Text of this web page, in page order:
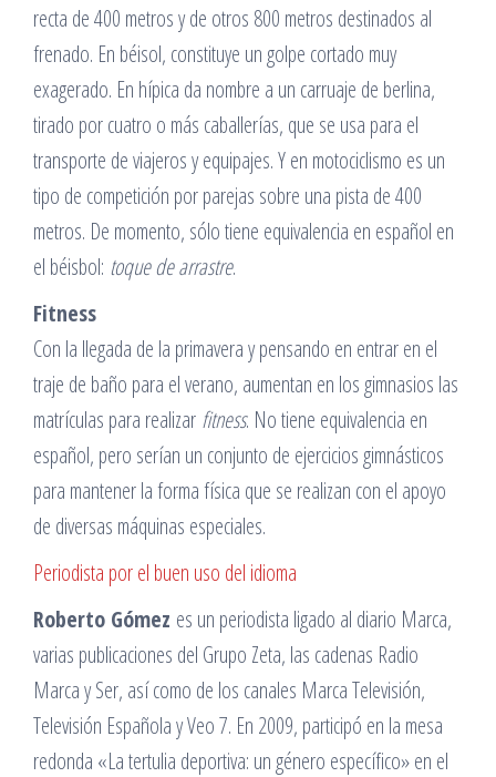
recta de 400 metros y de otros 800 metros destinados al
frenado. En béisol, constituye un golpe cortado muy
exagerado. En hípica da nombre a un carruaje de berlina,
tirado por cuatro o más caballerías, que se usa para el
transporte de viajeros y equipajes. Y en motociclismo es un
tipo de competición por parejas sobre una pista de 400
metros. De momento, sólo tiene equivalencia en español en
el béisbol: toque de arrastre.
Fitness
Con la llegada de la primavera y pensando en entrar en el
traje de baño para el verano, aumentan en los gimnasios las
matrículas para realizar fitness. No tiene equivalencia en
español, pero serían un conjunto de ejercicios gimnásticos
para mantener la forma física que se realizan con el apoyo
de diversas máquinas especiales.
Periodista por el buen uso del idioma
Roberto Gómez es un periodista ligado al diario Marca,
varias publicaciones del Grupo Zeta, las cadenas Radio
Marca y Ser, así como de los canales Marca Televisión,
Televisión Española y Veo 7. En 2009, participó en la mesa
redonda «La tertulia deportiva: un género específico» en el